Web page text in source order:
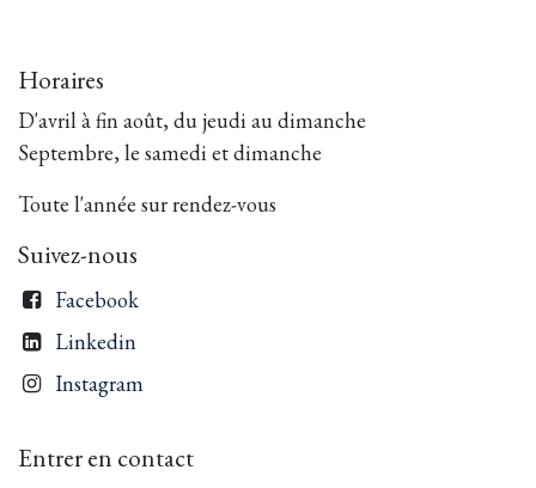
Horaires
D'avril à fin août, du jeudi au dimanche
Septembre, le samedi et dimanche
Toute l'année sur rendez-vous
Suivez-nous
Facebook
Linkedin
Instagram
Entrer en contact